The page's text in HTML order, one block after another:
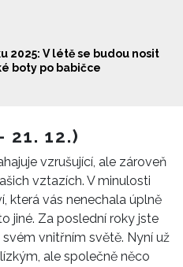
2025: V létě se budou nosit
boty po babičce
21. 12.)
vzrušující, ale zároveň
vztazích. V minulosti
která vás nenechala úplně
jiné. Za poslední roky jste
vnitřním světě. Nyní už
ale společně něco